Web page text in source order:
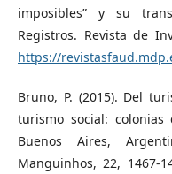
imposibles” y su
Registros. Revista de
https://
Bruno, P. (2015). Del
turismo social:
Buenos Aires,
Manguinhos, 22, 1467-